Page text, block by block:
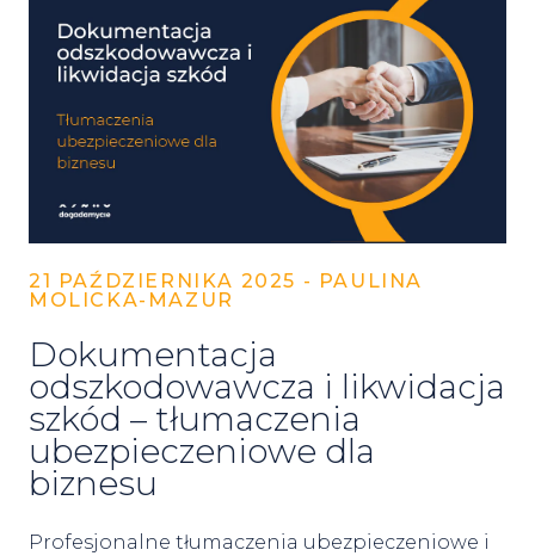
21 PAŹDZIERNIKA 2025 - PAULINA
MOLICKA-MAZUR
Dokumentacja
odszkodowawcza i likwidacja
szkód – tłumaczenia
ubezpieczeniowe dla
biznesu
Profesjonalne tłumaczenia ubezpieczeniowe i